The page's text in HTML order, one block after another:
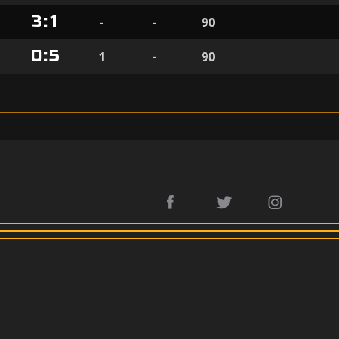
3:1 - - 90
0:5 1 - 90